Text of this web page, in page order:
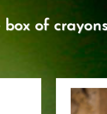
of